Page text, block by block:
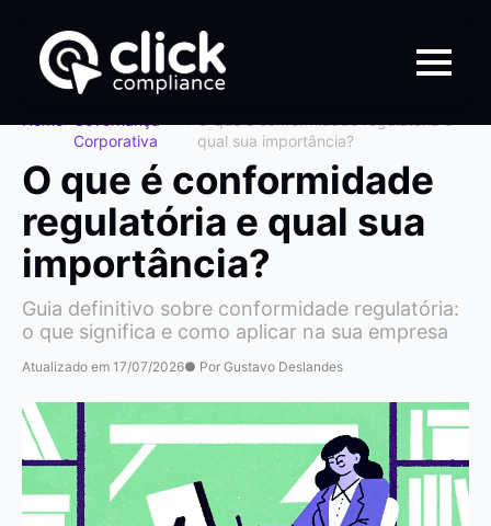
Corporativa
qual sua importância?
O que é conformidade
regulatória e qual sua
importância?
Guia definitivo sobre conformidade regulatória:
o que significa e como aplicar na sua empresa
Atualizado em 17/07/2026● Por Gustavo Deslandes